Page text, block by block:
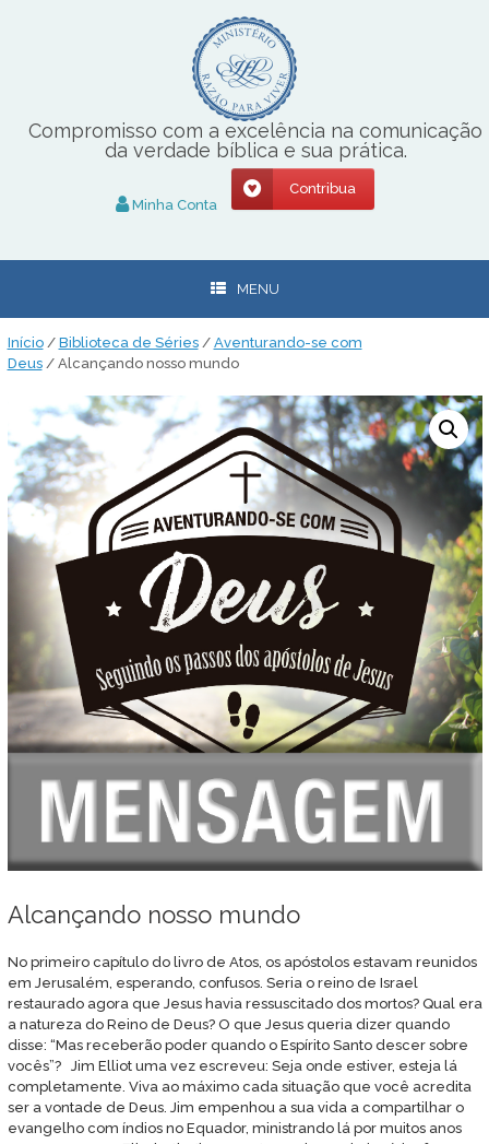
Compromisso com a excelência na comunicação
da verdade bíblica e sua prática.
Minha Conta
Contribua
MENU
Início/ Biblioteca de Séries/ Aventurando-se com
Deus/ Alcançando nosso mundo
Alcançando nosso mundo
No primeiro capítulo do livro de Atos, os apóstolos estavam reunidos
em Jerusalém, esperando, confusos. Seria o reino de Israel
restaurado agora que Jesus havia ressuscitado dos mortos? Qual era
a natureza do Reino de Deus? O que Jesus queria dizer quando
disse: “Mas receberão poder quando o Espírito Santo descer sobre
vocês”? Jim Elliot uma vez escreveu: Seja onde estiver, esteja lá
completamente. Viva ao máximo cada situação que você acredita
ser a vontade de Deus. Jim empenhou a sua vida a compartilhar o
evangelho com índios no Equador, ministrando lá por muitos anos